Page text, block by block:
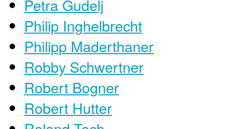
Petra Gudelj
Philip Inghelbrecht
Philipp Maderthaner
Robby Schwertner
Robert Bogner
Robert Hutter